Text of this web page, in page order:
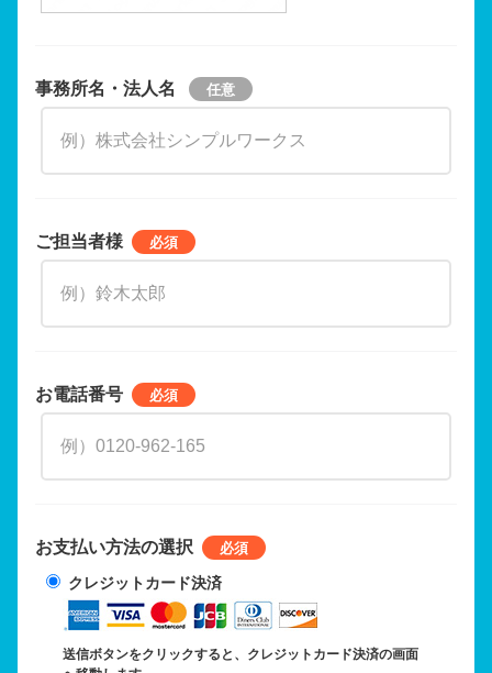
事務所名・法人名
ご担当者様
お電話番号
お支払い方法の選択
クレジットカード決済
送信ボタンをクリックすると、クレジットカード決済の画面